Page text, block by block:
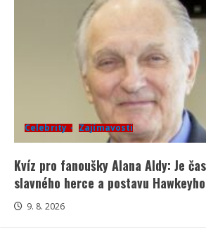
Celebrity Zajímavosti
Kvíz pro fanoušky Alana Aldy: Je
slavného herce a postavu
9. 8. 2026